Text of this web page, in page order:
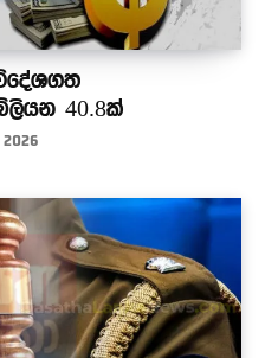
40.8ක්
2026